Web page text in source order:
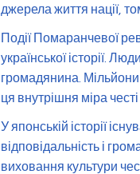
джерела життя нації,
Події Помаранчевої
української історії.
громадянина. Мільйони
ця внутрішня міра
У японській історії
відповідальність і
виховання культури